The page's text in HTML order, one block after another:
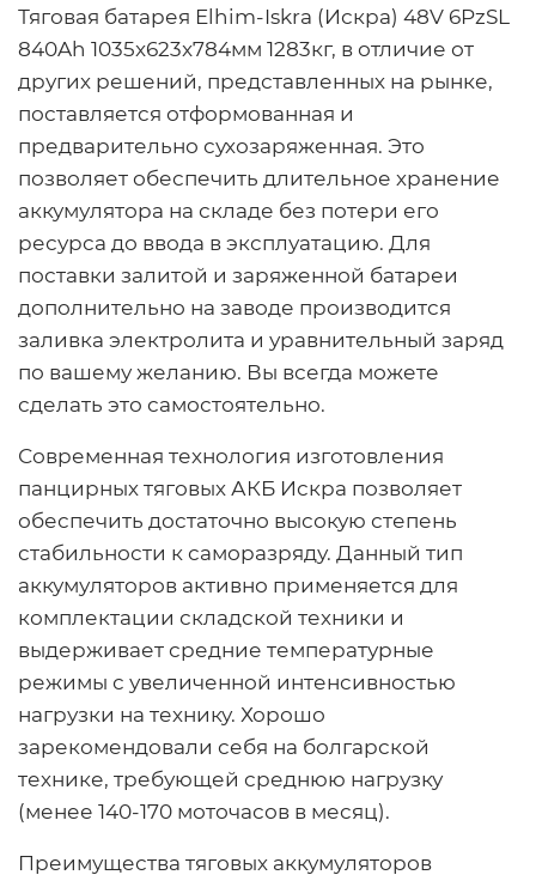
Тяговая батарея Elhim-Iskra (Искра) 48V 6PzSL
840Ah 1035x623x784мм 1283кг, в отличие от
других решений, представленных на рынке,
поставляется отформованная и
предварительно сухозаряженная. Это
позволяет обеспечить длительное хранение
аккумулятора на складе без потери его
ресурса до ввода в эксплуатацию. Для
поставки залитой и заряженной батареи
дополнительно на заводе производится
заливка электролита и уравнительный заряд
по вашему желанию. Вы всегда можете
сделать это самостоятельно.
Современная технология изготовления
панцирных тяговых АКБ Искра позволяет
обеспечить достаточно высокую степень
стабильности к саморазряду. Данный тип
аккумуляторов активно применяется для
комплектации складской техники и
выдерживает средние температурные
режимы с увеличенной интенсивностью
нагрузки на технику. Хорошо
зарекомендовали себя на болгарской
технике, требующей среднюю нагрузку
(менее 140-170 моточасов в месяц).
Преимущества тяговых аккумуляторов